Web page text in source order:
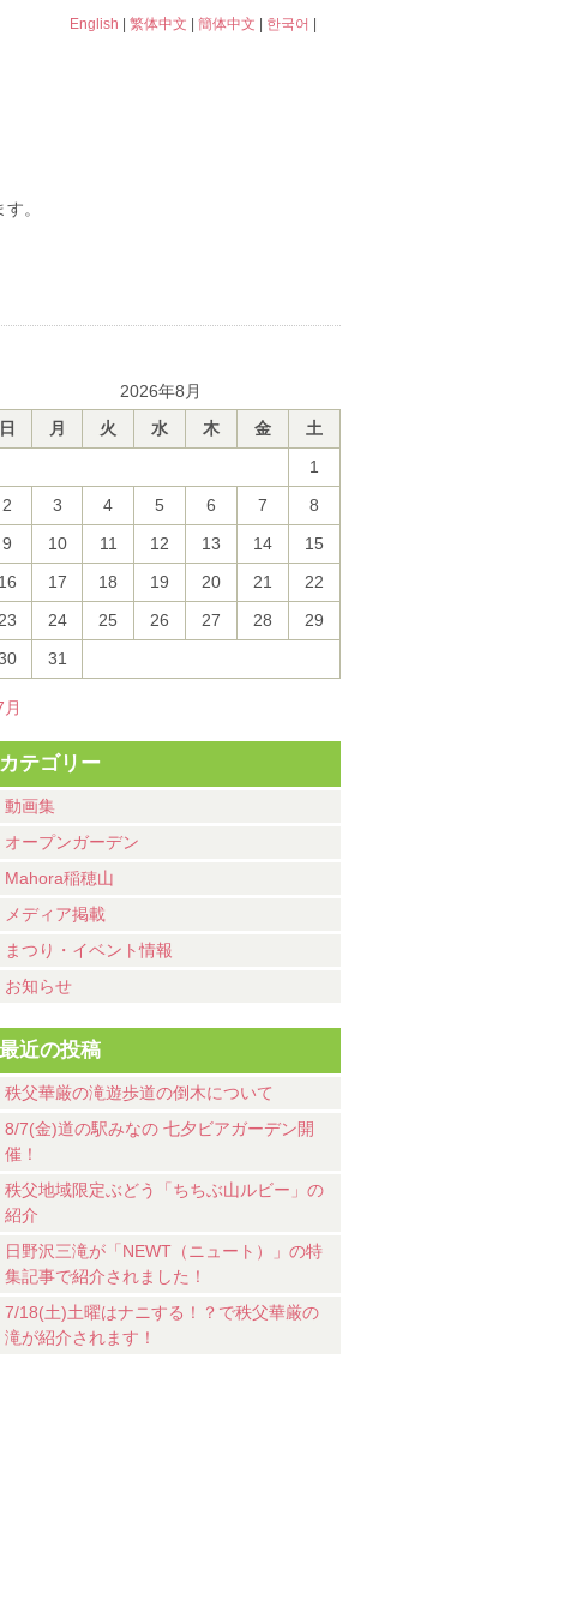
English 繁体中文 簡体中文 한국어
。
2026年8月
日
月 火 水 木 金
土
1
2
3 4 5 6 7
8
9
10 11 12 13 14
15
16
17 18 19 20 21
22
23
24 25 26 27 28
29
31
カテゴリー
動画集
オープンガーデン
Mahora稲穂山
メディア掲載
まつり・イベント情報
お知らせ
最近の投稿
秩父華厳の滝遊歩道の倒木について
8/7(金)道の駅みなの 七夕ビアガーデン開
催！
秩父地域限定ぶどう「ちちぶ山ルビー」の
紹介
日野沢三滝が「NEWT（ニュート）」の特
集記事で紹介されました！
7/18(土)土曜はナニする！？で秩父華厳の
滝が紹介されます！